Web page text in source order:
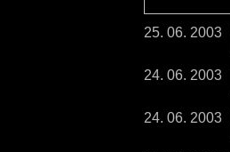
25. 06. 2003
24. 06. 2003
24. 06. 2003